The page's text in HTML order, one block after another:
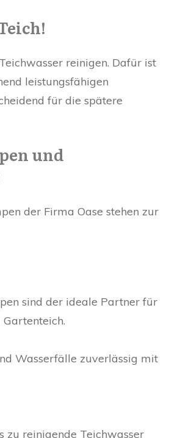
reinigen. Dafür ist
leistungsfähigen
für die spätere
und
der Firma Oase stehen zur
sind der ideale Partner für
Wasserfälle zuverlässig mit
reinigende Teichwasser